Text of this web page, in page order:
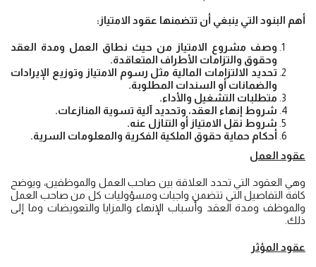
أهم البنود التي ينبغي أن تتضمنها عقود الامتياز:
وصف مشروع الامتياز من حيث نطاق العمل ومدة العقد
وحقوق والتزامات الأطراف المتعاقدة.
تحديد الالتزامات المالية مثل رسوم الامتياز وتوزيع الإيرادات
والضمانات أو السندات المطلوبة.
متطلبات التشغيل والأداء.
شروط إنهاء العقد، وتحديد آلية تسوية المنازعات.
شروط نقل الامتياز أو التنازل عنه.
أحكام حماية حقوق الملكية الفكرية والمعلومات السرية.
عقود العمل
وهي العقود التي تحدد العلاقة بين صاحب العمل والموظفين، ويوضح
كافة التفاصيل التي تتضمن واجبات ومسؤوليات كل من صاحب العمل
والموظف ومدة العقد وأسباب الإنهاء والمزايا والتعويضات وما إلى
ذلك.
عقود المؤثر